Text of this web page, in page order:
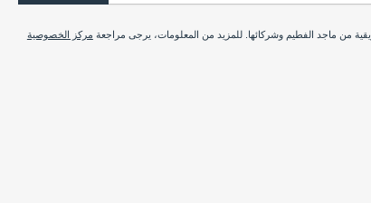
من ماجد الفطيم وشركائها. للمزيد من المعلومات، يرجى مراجعة مركز الخصوصية